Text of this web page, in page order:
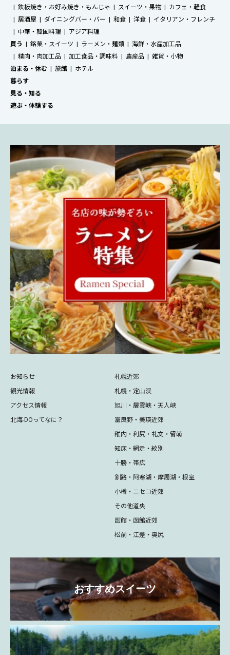
鉄板焼き・お好み焼き・もんじゃ
スイーツ・果物
カフェ・軽食
居酒屋
ダイニングバー・バー 和食 洋食
イタリアン・フレンチ
中華・韓国料理
アジア料理
買う
銘菓・スイーツ ラーメン・麺類
海鮮・水産加工品
精肉・肉加工品
加工食品・調味料 農産品
雑貨・小物
泊まる・休む
旅館
ホテル
暮らす
見る・知る
遊ぶ・体験する
お知らせ
観光情報
アクセス情報
北海-DOってなに？
札幌近郊
札幌・定山渓
旭川・層雲峡・天人峡
富良野・美瑛近郊
稚内・利尻・礼文・留萌
知床・網走・紋別
十勝・帯広
釧路・阿寒湖・摩周湖・根室
小樽・ニセコ近郊
その他道央
函館・函館近郊
松前・江差・奥尻
おすすめスイーツ